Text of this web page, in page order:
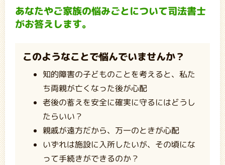
あなたやご家族の悩みごとについて司法書士
がお答えします。
このようなことで悩んでいませんか？
知的障害の子どものことを考えると、私た
ち両親が亡くなった後が心配
老後の蓄えを安全に確実に守るにはどうし
たらいい？
親戚が遠方だから、万一のときが心配
いずれは施設に入所したいが、その頃にな
って手続きができるのか？